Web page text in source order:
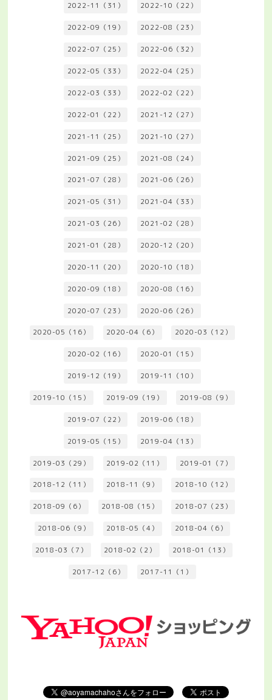
2022-11（31） 2022-10（22）
2022-09（19） 2022-08（23）
2022-07（25） 2022-06（32）
2022-05（33） 2022-04（25）
2022-03（33） 2022-02（22）
2022-01（22） 2021-12（27）
2021-11（25） 2021-10（27）
2021-09（25） 2021-08（24）
2021-07（28） 2021-06（26）
2021-05（31） 2021-04（33）
2021-03（26） 2021-02（28）
2021-01（28） 2020-12（20）
2020-11（20） 2020-10（18）
2020-09（18） 2020-08（16）
2020-07（23） 2020-06（26）
2020-05（16） 2020-04（6） 2020-03（12）
2020-02（16） 2020-01（15）
2019-12（19） 2019-11（10）
2019-10（15） 2019-09（19） 2019-08（9）
2019-07（22） 2019-06（18）
2019-05（15） 2019-04（13）
2019-03（29） 2019-02（11） 2019-01（7）
2018-12（11） 2018-11（9） 2018-10（12）
2018-09（6） 2018-08（15） 2018-07（23）
2018-06（9） 2018-05（4） 2018-04（6）
2018-03（7） 2018-02（2） 2018-01（13）
2017-12（6） 2017-11（1）